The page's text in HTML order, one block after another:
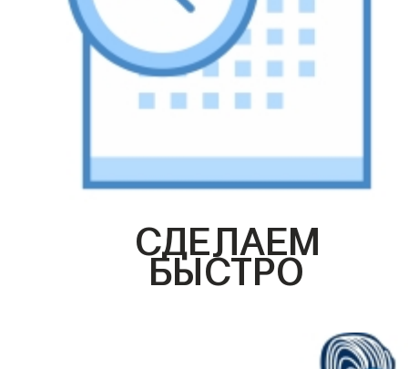
СДЕЛАЕМ
БЫСТРО